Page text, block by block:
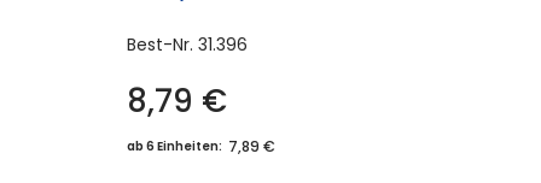
Best-Nr.31.396
8,79 €
ab 6 Einheiten: 7,89 €